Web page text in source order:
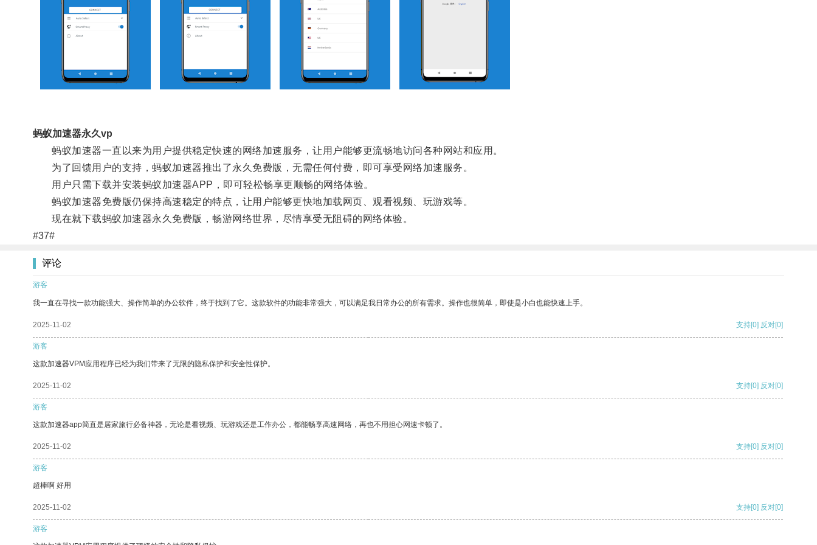
蚂蚁加速器永久vp
蚂蚁加速器一直以来为用户提供稳定快速的网络加速服务，让用户能够更流畅地访问各种网站和应用。
为了回馈用户的支持，蚂蚁加速器推出了永久免费版，无需任何付费，即可享受网络加速服务。
用户只需下载并安装蚂蚁加速器APP，即可轻松畅享更顺畅的网络体验。
蚂蚁加速器免费版仍保持高速稳定的特点，让用户能够更快地加载网页、观看视频、玩游戏等。
现在就下载蚂蚁加速器永久免费版，畅游网络世界，尽情享受无阻碍的网络体验。
#37#
评论
游客
我一直在寻找一款功能强大、操作简单的办公软件，终于找到了它。这款软件的功能非常强大，可以满足我日常办公的所有需求。操作也很简单，即使是小白也能快速上手。
2025-11-02 支持[0] 反对[0]
游客
这款加速器VPM应用程序已经为我们带来了无限的隐私保护和安全性保护。
2025-11-02 支持[0] 反对[0]
游客
这款加速器app简直是居家旅行必备神器，无论是看视频、玩游戏还是工作办公，都能畅享高速网络，再也不用担心网速卡顿了。
2025-11-02 支持[0] 反对[0]
游客
超棒啊 好用
2025-11-02 支持[0] 反对[0]
游客